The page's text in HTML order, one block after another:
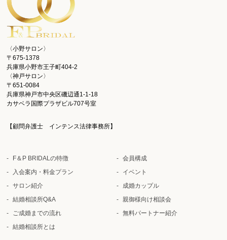
〈小野サロン〉
〒675-1378
兵庫県小野市王子町404-2
〈神戸サロン〉
〒651-0084
兵庫県神戸市中央区磯辺通1-1-18
カサベラ国際プラザビル707号室
【顧問弁護士 インテンス法律事務所】
F＆P BRIDALの特徴
入会案内・料金プラン
サロン紹介
結婚相談所Q&A
ご成婚までの流れ
結婚相談所とは
会員構成
イベント
成婚カップル
親御様向け相談会
無料パートナー紹介